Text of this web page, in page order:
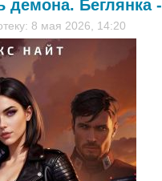
демона. Беглянка-
8 мая 2026, 14:20